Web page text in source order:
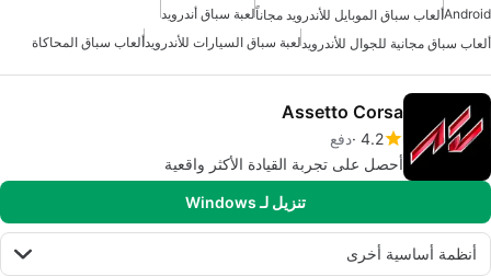
Androidألعاب سباق الموبايل للأندرويد مجاناًلعبة سباق أندرويد
ألعاب سباق مجانية للجوال للأندرويدلعبة سباق السيارات للأندرويدألعاب سباق المحاكاة
Assetto Corsa
4.2 دفع
أحصل على تجربة القيادة الأكثر واقعية
تنزيل لـ Windows
أنظمة أساسية أخرى